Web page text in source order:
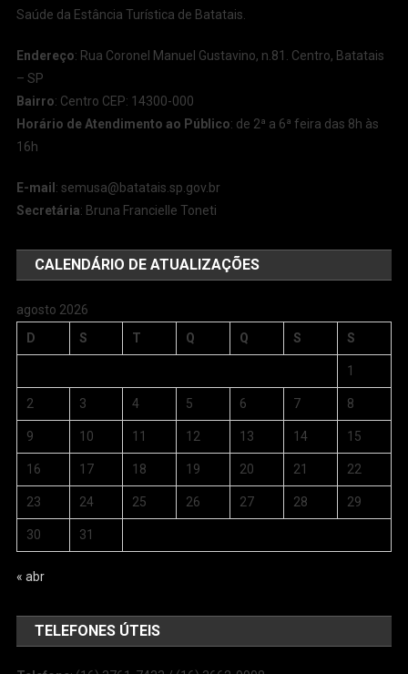
Saúde da Estância Turística de Batatais.
Endereço: Rua Coronel Manuel Gustavino, n.81. Centro, Batatais
– SP
Bairro: Centro CEP: 14300-000
Horário de Atendimento ao Público: de 2ª a 6ª feira das 8h às
16h
E-mail :semusa@batatais.sp.gov.br
Secretária: Bruna Francielle Toneti
CALENDÁRIO DE ATUALIZAÇÕES
agosto 2026
D
S T Q Q S S
1
2 3 4 5 6 7 8
9 10 11 12 13 14 15
16 17 18 19 20 21 22
23 24 25 26 27 28 29
30 31
« abr
TELEFONES ÚTEIS